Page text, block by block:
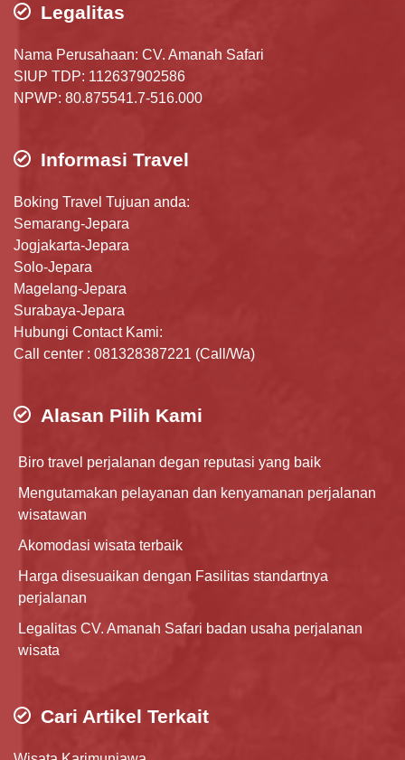
Legalitas
Nama Perusahaan: CV. Amanah Safari
SIUP TDP: 112637902586
NPWP: 80.875541.7-516.000
Informasi Travel
Boking Travel Tujuan anda:
Semarang-Jepara
Jogjakarta-Jepara
Solo-Jepara
Magelang-Jepara
Surabaya-Jepara
Hubungi Contact Kami:
Call center : 081328387221 (Call/Wa)
Alasan Pilih Kami
Biro travel perjalanan degan reputasi yang baik
Mengutamakan pelayanan dan kenyamanan perjalanan
wisatawan
Akomodasi wisata terbaik
Harga disesuaikan dengan Fasilitas standartnya
perjalanan
Legalitas CV. Amanah Safari badan usaha perjalanan
wisata
Cari Artikel Terkait